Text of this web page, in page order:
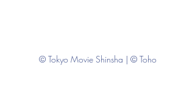
© Tokyo Movie Shinsha | © Toho